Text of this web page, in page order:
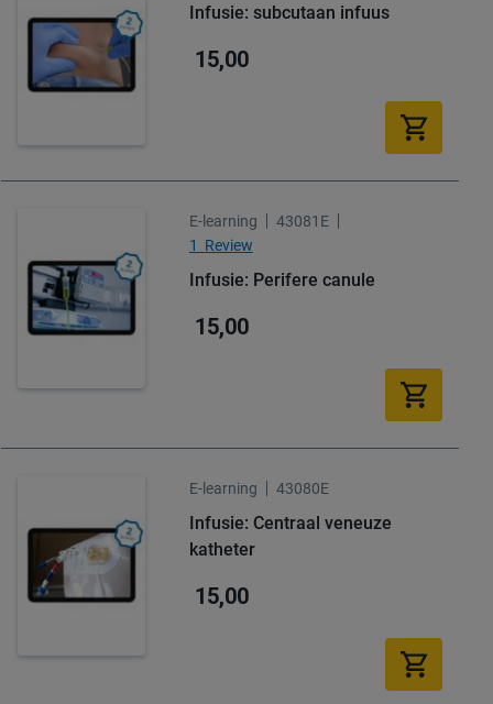
Infusie: subcutaan infuus
15,00
E-learning
43081E
1
Review
Infusie: Perifere canule
15,00
E-learning 43080E
Infusie: Centraal veneuze
katheter
15,00